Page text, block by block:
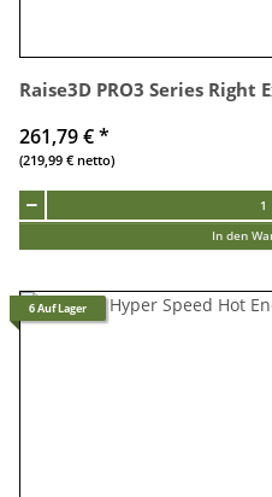
Raise3D PRO3 Series
261,79 €*
(219,99 € netto)
In den
6 Auf Lager